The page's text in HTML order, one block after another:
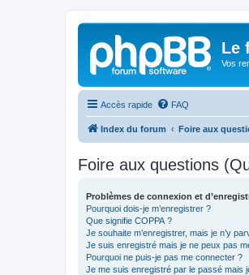
Le
Vos
Accès rapide FAQ
Index du forum Foire aux
Foire aux questions
Problèmes de connexion et
Pourquoi dois-je m’enregistrer ?
Que signifie COPPA ?
Je souhaite m’enregistrer, mais je n’y
Je suis enregistré mais je ne peux pas
Pourquoi ne puis-je pas me connecter ?
Je me suis enregistré par le passé mais